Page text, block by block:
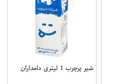
شیر پرچرب 1 لیتری دامداران